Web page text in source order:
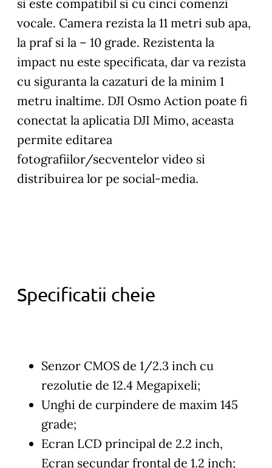
si este compatibil si cu cinci comenzi
vocale. Camera rezista la 11 metri sub apa,
la praf si la – 10 grade. Rezistenta la
impact nu este specificata, dar va rezista
cu siguranta la cazaturi de la minim 1
metru inaltime. DJI Osmo Action poate fi
conectat la aplicatia DJI Mimo, aceasta
permite editarea
fotografiilor/secventelor video si
distribuirea lor pe social-media.
Specificatii cheie
Senzor CMOS de 1/2.3 inch cu
rezolutie de 12.4 Megapixeli;
Unghi de curpindere de maxim 145
grade;
Ecran LCD principal de 2.2 inch,
Ecran secundar frontal de 1.2 inch;